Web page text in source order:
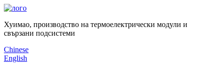
Хуимао, производство на термоелектрически модули и
свързани подсистеми
Chinese
English